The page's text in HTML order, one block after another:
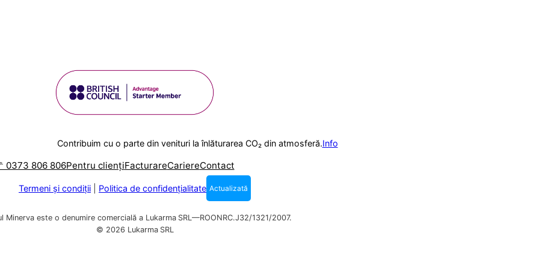
Contribuim cu o parte din venituri la înlăturarea CO₂ din atmosferă.Info
0373 806 806Pentru cliențiFacturareCariereContact
Termeni și condiții Politica de confidențialitate Actualizată
Minerva este o denumire comercială a Lukarma SRL—ROONRC.J32/1321/2007.
© 2026 Lukarma SRL